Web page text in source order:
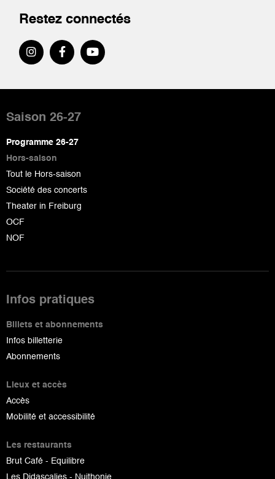
Restez connectés
de
page
Saison 26-27
Programme 26-27
Hors-saison
Tout le Hors-saison
Société des concerts
Theater in Freiburg
OCF
NOF
Infos pratiques
Billets et abonnements
Infos billetterie
Abonnements
Lieux et accès
Accès
Mobilité et accessibilité
Les restaurants
Brut Café - Equilibre